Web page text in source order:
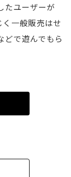
たユーザーが
く一般販売はせ
どで遊んでもら